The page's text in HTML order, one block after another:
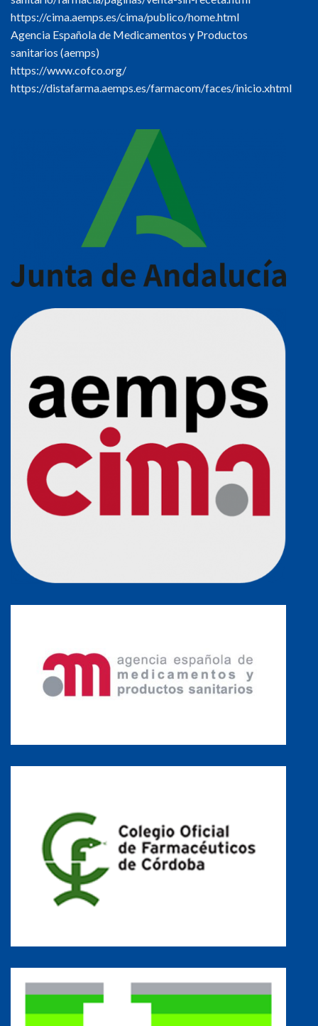
https://cima.aemps.es/cima/publico/home.html
Agencia Española de Medicamentos y Productos
sanitarios (aemps)
https://www.cofco.org/
https://distafarma.aemps.es/farmacom/faces/inicio.xhtml